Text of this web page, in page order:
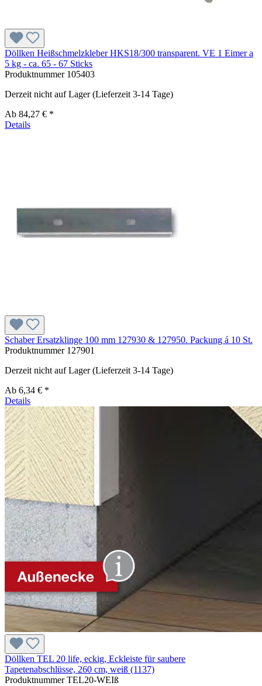
Döllken Heißschmelzkleber HKS18/300 transparent. VE 1 Eimer a
5 kg - ca. 65 - 67 Sticks
Produktnummer 105403
Derzeit nicht auf Lager (Lieferzeit 3-14 Tage)
Ab 84,27 € *
Details
Schaber Ersatzklinge 100 mm 127930 & 127950. Packung á 10 St.
Produktnummer 127901
Derzeit nicht auf Lager (Lieferzeit 3-14 Tage)
Ab 6,34 € *
Details
Döllken TEL 20 life, eckig, Eckleiste für saubere
Tapetenabschlüsse, 260 cm, weiß (1137)
ProduktnummerTEL20-WEIß